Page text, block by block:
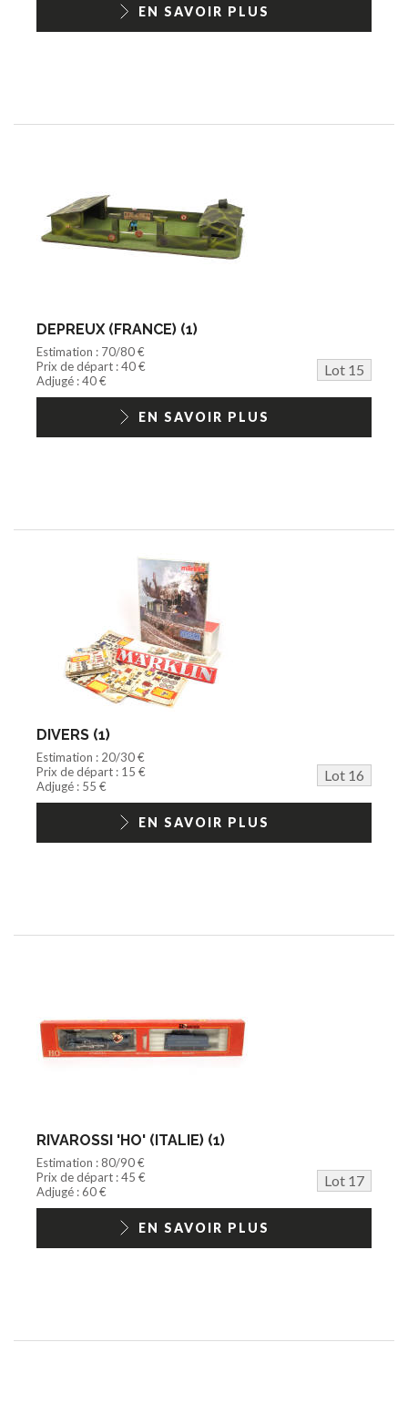
EN SAVOIR PLUS
DEPREUX (FRANCE) (1)
Estimation : 70/80 €
Prix de départ : 40 €
Lot 15
Adjugé : 40 €
EN SAVOIR PLUS
DIVERS (1)
Estimation : 20/30 €
Prix de départ : 15 €
Lot 16
Adjugé : 55 €
EN SAVOIR PLUS
RIVAROSSI 'HO' (ITALIE) (1)
Estimation : 80/90 €
Prix de départ : 45 €
Lot 17
Adjugé : 60 €
EN SAVOIR PLUS